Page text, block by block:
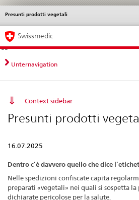
Navigazione
diretta:
novità,
aspetti
contatto
Novità &
norme
Presunti prodotti vegetali
Service
Navigation
Swissmedic
Unternavigation
Context sidebar
Presunti prodotti
16.07.2025
Dentro c’è davvero quello che dice
Nelle spedizioni confiscate capita
preparati «vegetali» nei quali si sospetta la
dichiarate pericolose per la salute.